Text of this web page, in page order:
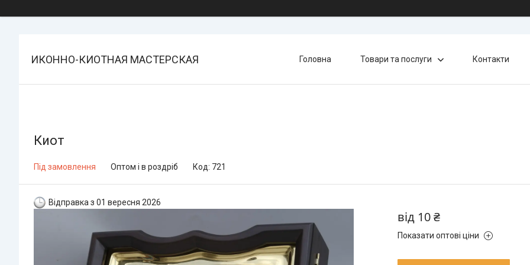
ИКОННО-КИОТНАЯ МАСТЕРСКАЯ Головна Товари та послуги Контакти
Киот
Під замовлення Оптом і в роздріб Код: 721
Відправка з 01 вересня 2026
від 10 ₴
Показати оптові ціни